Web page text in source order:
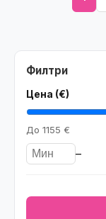
Филтри
Цена (€)
До 1155 €
–